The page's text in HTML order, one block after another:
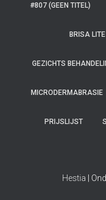
#807 (GEEN TITEL)
BRISA
GEZICHTS
MICRODERMABRASIE
PRIJSLIJST
Hestia |